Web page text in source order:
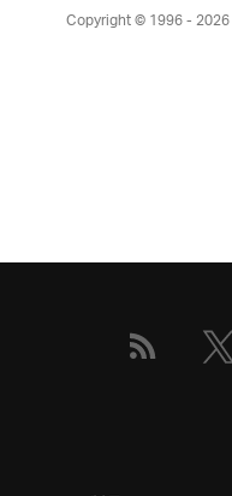
Copyright © 1996 - 2026